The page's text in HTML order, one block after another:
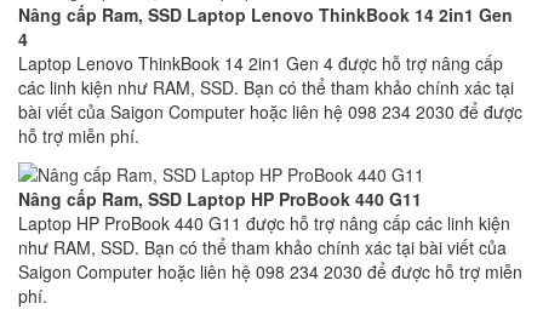
Nâng cấp Ram, SSD Laptop Lenovo ThinkBook 14 2in1 Gen
4
Laptop Lenovo ThinkBook 14 2in1 Gen 4 được hỗ trợ nâng cấp
các linh kiện như RAM, SSD. Bạn có thể tham khảo chính xác tại
bài viết của Saigon Computer hoặc liên hệ 098 234 2030 để được
hỗ trợ miễn phí.
Nâng cấp Ram, SSD Laptop HP ProBook 440 G11
Laptop HP ProBook 440 G11 được hỗ trợ nâng cấp các linh kiện
như RAM, SSD. Bạn có thể tham khảo chính xác tại bài viết của
Saigon Computer hoặc liên hệ 098 234 2030 để được hỗ trợ miễn
phí.